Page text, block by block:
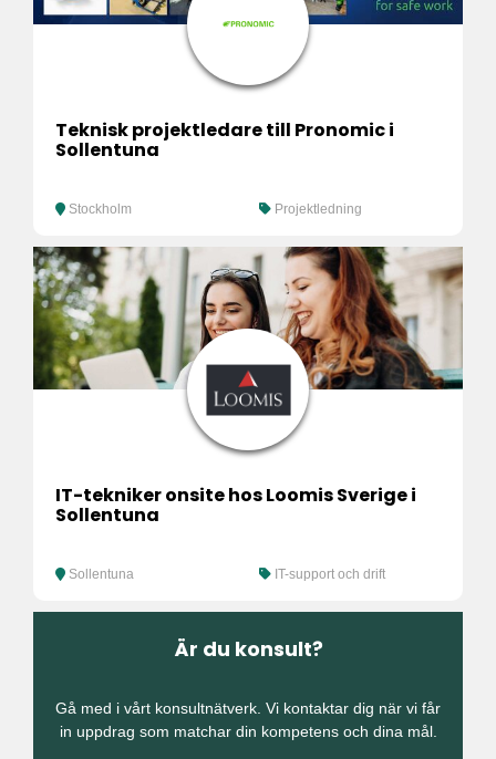
Teknisk projektledare till Pronomic i
Sollentuna
Stockholm Projektledning
IT-tekniker onsite hos Loomis Sverige i
Sollentuna
Sollentuna IT-support och drift
Är du konsult?
Gå med i vårt konsultnätverk. Vi kontaktar dig när vi får
in uppdrag som matchar din kompetens och dina mål.